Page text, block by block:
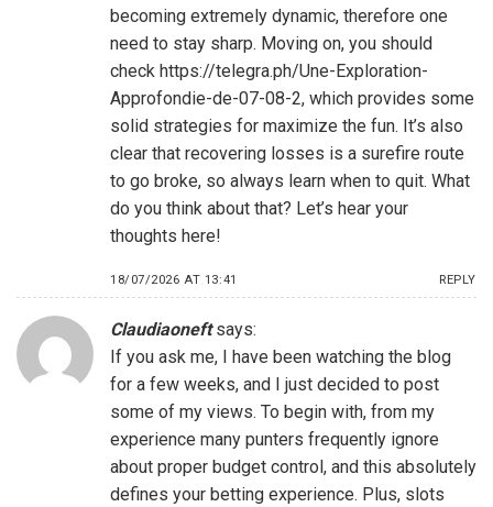
becoming extremely dynamic, therefore one
need to stay sharp. Moving on, you should
check https://telegra.ph/Une-Exploration-
Approfondie-de-07-08-2, which provides some
solid strategies for maximize the fun. It’s also
clear that recovering losses is a surefire route
to go broke, so always learn when to quit. What
do you think about that? Let’s hear your
thoughts here!
18/07/2026 AT 13:41 REPLY
Claudiaoneft says:
If you ask me, I have been watching the blog
for a few weeks, and I just decided to post
some of my views. To begin with, from my
experience many punters frequently ignore
about proper budget control, and this absolutely
defines your betting experience. Plus, slots